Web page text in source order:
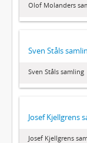
Olof Molanders
Sven Ståls
Sven Ståls samling
Josef Kjellgrens
Josef Kjellgrens